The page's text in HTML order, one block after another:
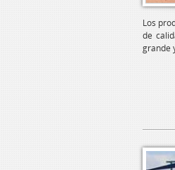
Los
de
grande